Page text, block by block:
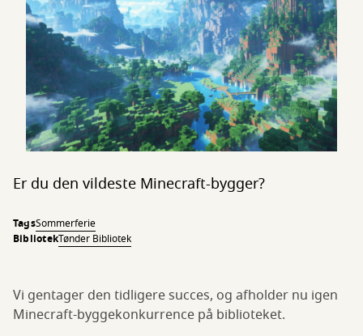
Er du den vildeste Minecraft-bygger?
TagsSommerferie
BibliotekTønder Bibliotek
Vi gentager den tidligere succes, og afholder nu igen
Minecraft-byggekonkurrence på biblioteket.